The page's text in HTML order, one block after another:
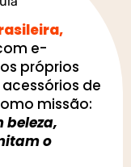
e-
próprios
de
missão:
beleza,
o